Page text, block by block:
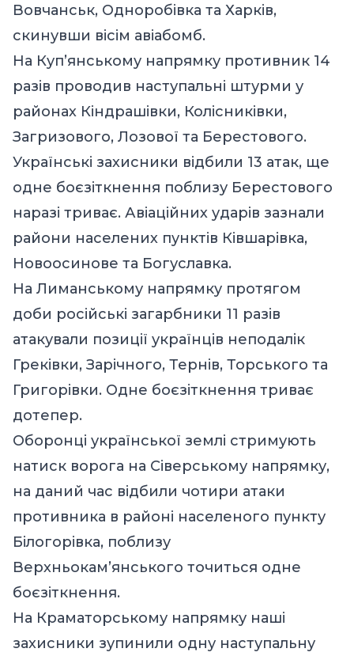
Вовчанськ, Одноробівка та Харків,
скинувши вісім авіабомб.
На Куп’янському напрямку противник 14
разів проводив наступальні штурми у
районах Кіндрашівки, Колісниківки,
Загризового, Лозової та Берестового.
Українські захисники відбили 13 атак, ще
одне боєзіткнення поблизу Берестового
наразі триває. Авіаційних ударів зазнали
райони населених пунктів Ківшарівка,
Новоосинове та Богуславка.
На Лиманському напрямку протягом
доби російські загарбники 11 разів
атакували позиції українців неподалік
Греківки, Зарічного, Тернів, Торського та
Григорівки. Одне боєзіткнення триває
дотепер.
Оборонці української землі стримують
натиск ворога на Сіверському напрямку,
на даний час відбили чотири атаки
противника в районі населеного пункту
Білогорівка, поблизу
Верхньокам’янського точиться одне
боєзіткнення.
На Краматорському напрямку наші
захисники зупинили одну наступальну